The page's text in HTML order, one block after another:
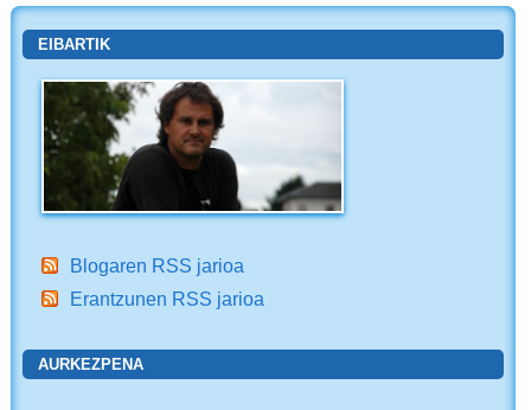
EIBARTIK
Blogaren RSS jarioa
Erantzunen RSS jarioa
AURKEZPENA